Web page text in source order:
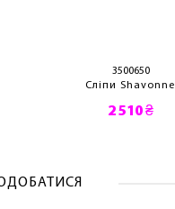
3500650
Сліпи Shavonne
2 510 ₴